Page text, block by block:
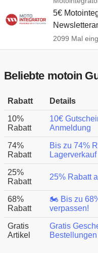
5€
2099 Mal
Beliebte motoin
Rabatt Details
10%
Rabatt
10€
Anmeldung
74%
Rabatt
Bis zu 74%
Lagerverkauf
25%
Rabatt
25% Rabatt
68%
Rabatt
🏍️ Bis zu
verpassen!
Gratis
Artikel
Gratis